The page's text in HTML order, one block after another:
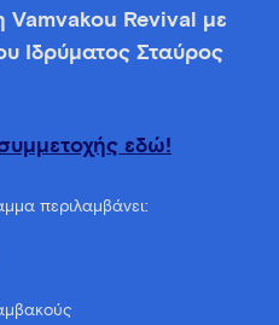
Vamvakou Revival με
Ιδρύματος Σταύρος
εδώ!
περιλαμβάνει: